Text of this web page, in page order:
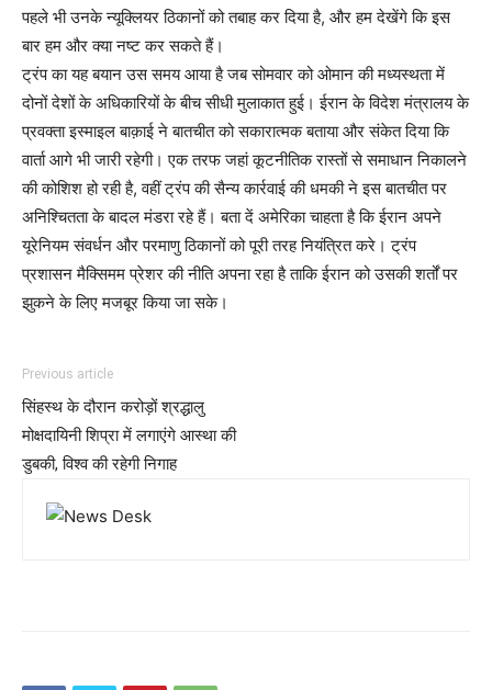
पहले भी उनके न्यूक्लियर ठिकानों को तबाह कर दिया है, और हम देखेंगे कि इस
बार हम और क्या नष्ट कर सकते हैं।
ट्रंप का यह बयान उस समय आया है जब सोमवार को ओमान की मध्यस्थता में
दोनों देशों के अधिकारियों के बीच सीधी मुलाकात हुई। ईरान के विदेश मंत्रालय के
प्रवक्ता इस्माइल बाक़ाई ने बातचीत को सकारात्मक बताया और संकेत दिया कि
वार्ता आगे भी जारी रहेगी। एक तरफ जहां कूटनीतिक रास्तों से समाधान निकालने
की कोशिश हो रही है, वहीं ट्रंप की सैन्य कार्रवाई की धमकी ने इस बातचीत पर
अनिश्चितता के बादल मंडरा रहे हैं। बता दें अमेरिका चाहता है कि ईरान अपने
यूरेनियम संवर्धन और परमाणु ठिकानों को पूरी तरह नियंत्रित करे। ट्रंप
प्रशासन मैक्सिमम प्रेशर की नीति अपना रहा है ताकि ईरान को उसकी शर्तों पर
झुकने के लिए मजबूर किया जा सके।
Previous article
सिंहस्थ के दौरान करोड़ों श्रद्धालु
मोक्षदायिनी शिप्रा में लगाएंगे आस्था की
डुबकी, विश्व की रहेगी निगाह